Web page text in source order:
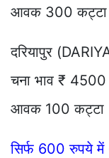
आवक 300 कट्टा
दरियापुर
चना भाव ₹
आवक 100 कट्टा
सिर्फ 600 रुपये